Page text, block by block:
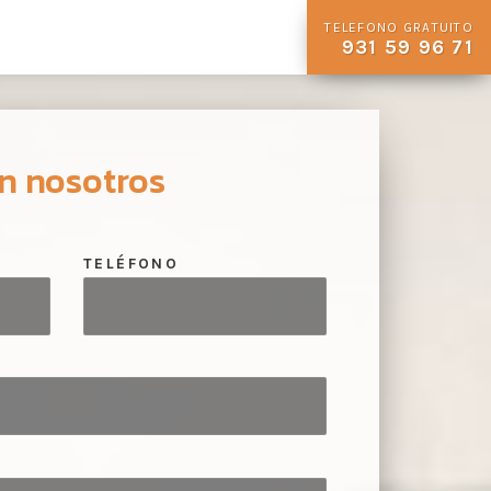
TELEFONO GRATUITO
931 59 96 71
nosotros
TELÉFONO